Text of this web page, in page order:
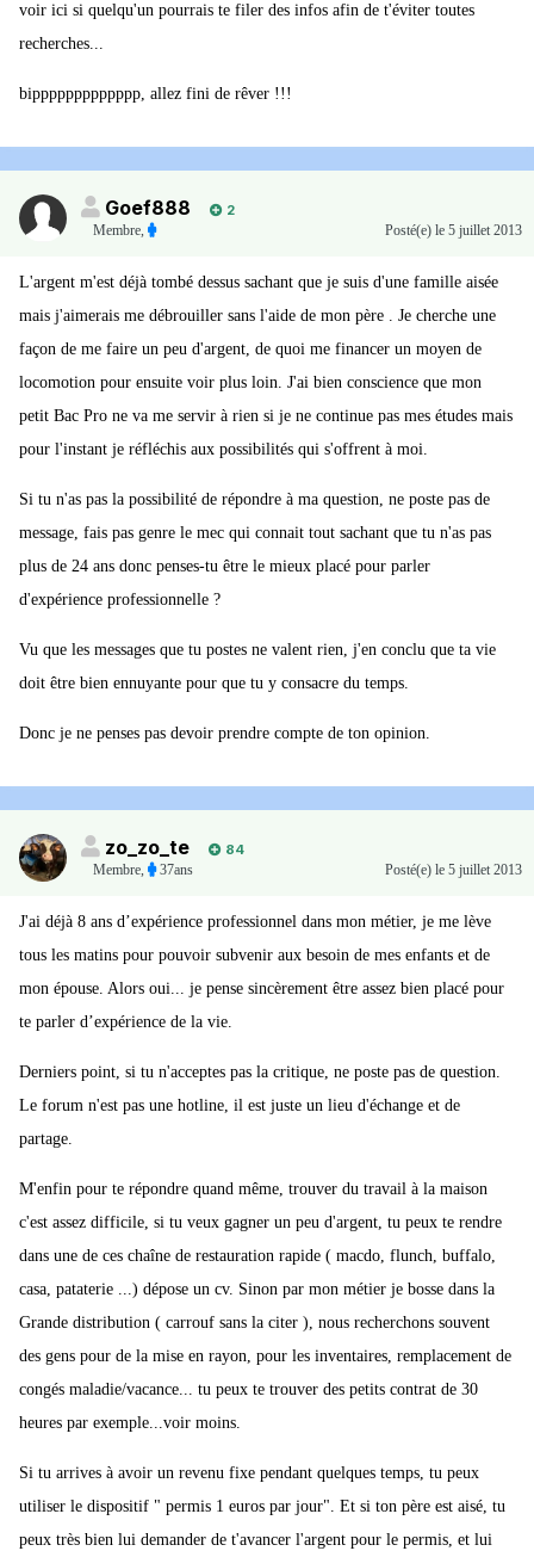
voir ici si quelqu'un pourrais te filer des infos afin de t'éviter toutes
recherches...
bippppppppppppp, allez fini de rêver !!!
Goef888
2
Membre, Posté(e) le 5 juillet 2013
L'argent m'est déjà tombé dessus sachant que je suis d'une famille aisée
mais j'aimerais me débrouiller sans l'aide de mon père . Je cherche une
façon de me faire un peu d'argent, de quoi me financer un moyen de
locomotion pour ensuite voir plus loin. J'ai bien conscience que mon
petit Bac Pro ne va me servir à rien si je ne continue pas mes études mais
pour l'instant je réfléchis aux possibilités qui s'offrent à moi.
Si tu n'as pas la possibilité de répondre à ma question, ne poste pas de
message, fais pas genre le mec qui connait tout sachant que tu n'as pas
plus de 24 ans donc penses-tu être le mieux placé pour parler
d'expérience professionnelle ?
Vu que les messages que tu postes ne valent rien, j'en conclu que ta vie
doit être bien ennuyante pour que tu y consacre du temps.
Donc je ne penses pas devoir prendre compte de ton opinion.
zo_zo_te
84
Membre, 37ans Posté(e) le 5 juillet 2013
J'ai déjà 8 ans d’expérience professionnel dans mon métier, je me lève
tous les matins pour pouvoir subvenir aux besoin de mes enfants et de
mon épouse. Alors oui... je pense sincèrement être assez bien placé pour
te parler d’expérience de la vie.
Derniers point, si tu n'acceptes pas la critique, ne poste pas de question.
Le forum n'est pas une hotline, il est juste un lieu d'échange et de
partage.
M'enfin pour te répondre quand même, trouver du travail à la maison
c'est assez difficile, si tu veux gagner un peu d'argent, tu peux te rendre
dans une de ces chaîne de restauration rapide ( macdo, flunch, buffalo,
casa, pataterie ...) dépose un cv. Sinon par mon métier je bosse dans la
Grande distribution ( carrouf sans la citer ), nous recherchons souvent
des gens pour de la mise en rayon, pour les inventaires, remplacement de
congés maladie/vacance... tu peux te trouver des petits contrat de 30
heures par exemple...voir moins.
Si tu arrives à avoir un revenu fixe pendant quelques temps, tu peux
utiliser le dispositif " permis 1 euros par jour". Et si ton père est aisé, tu
peux très bien lui demander de t'avancer l'argent pour le permis, et lui